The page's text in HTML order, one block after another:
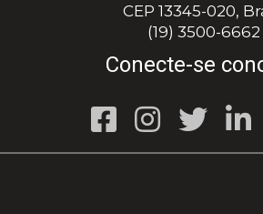
CEP 13345-020,
(19) 3500-6662
Conecte-se